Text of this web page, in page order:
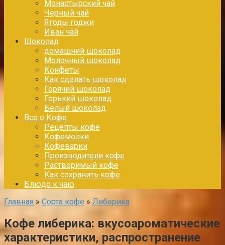
Монастырский чай
Черный чай
Ягоды годжи
Иван чай
Шоколад
домашний шоколад
Молочный шоколад
Конфеты
Как сделать шоколад
Горячий шоколад
Горький шоколад
Белый шоколад
Все о Кофе
Рецепты кофе
Кофемолки
Кофеварки
Производители кофе
Растворимый кофе
Как сохранить кофе
Блюдо к чаю
Главная » Сорта кофе » Либерика
Кофе либерика: вкусоароматические
характеристики, распространение